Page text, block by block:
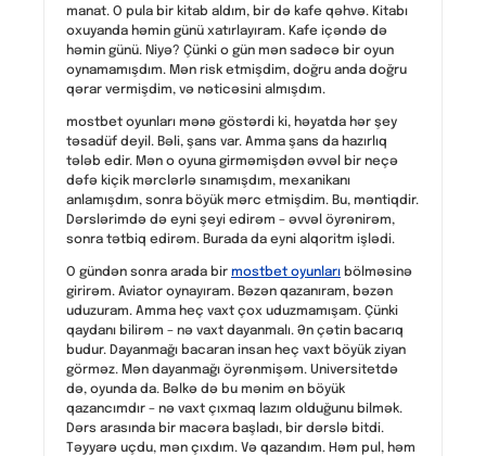
manat. O pula bir kitab aldım, bir də kafe qəhvə. Kitabı
oxuyanda həmin günü xatırlayıram. Kafe içəndə də
həmin günü. Niyə? Çünki o gün mən sadəcə bir oyun
oynamamışdım. Mən risk etmişdim, doğru anda doğru
qərar vermişdim, və nəticəsini almışdım.
mostbet oyunları mənə göstərdi ki, həyatda hər şey
təsadüf deyil. Bəli, şans var. Amma şans da hazırlıq
tələb edir. Mən o oyuna girməmişdən əvvəl bir neçə
dəfə kiçik mərclərlə sınamışdım, mexanikanı
anlamışdım, sonra böyük mərc etmişdim. Bu, məntiqdir.
Dərslərimdə də eyni şeyi edirəm – əvvəl öyrənirəm,
sonra tətbiq edirəm. Burada da eyni alqoritm işlədi.
O gündən sonra arada bir mostbet oyunları bölməsinə
girirəm. Aviator oynayıram. Bəzən qazanıram, bəzən
uduzuram. Amma heç vaxt çox uduzmamışam. Çünki
qaydanı bilirəm – nə vaxt dayanmalı. Ən çətin bacarıq
budur. Dayanmağı bacaran insan heç vaxt böyük ziyan
görməz. Mən dayanmağı öyrənmişəm. Universitetdə
də, oyunda da. Bəlkə də bu mənim ən böyük
qazancımdır – nə vaxt çıxmaq lazım olduğunu bilmək.
Dərs arasında bir macəra başladı, bir dərslə bitdi.
Təyyarə uçdu, mən çıxdım. Və qazandım. Həm pul, həm